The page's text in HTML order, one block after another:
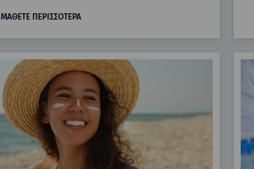
ΜΑΘΕΤΕ ΠΕΡΙΣΣΟΤΕΡΑ